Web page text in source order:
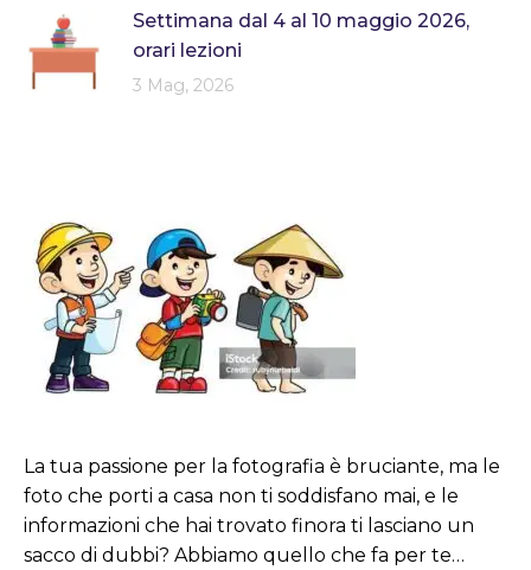
Settimana dal 4 al 10 maggio 2026,
orari lezioni
3 Mag, 2026
La tua passione per la fotografia è bruciante, ma le
foto che porti a casa non ti soddisfano mai, e le
informazioni che hai trovato finora ti lasciano un
sacco di dubbi? Abbiamo quello che fa per te…